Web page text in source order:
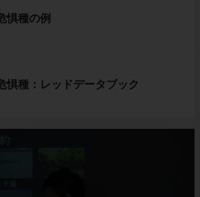
惧種の例
惧種：レッドデータブック